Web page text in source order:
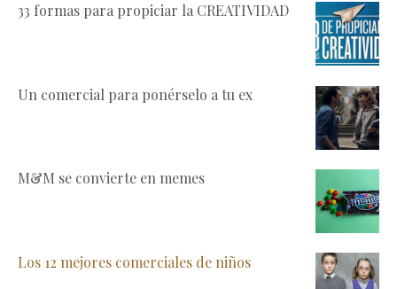
33 formas para propiciar la CREATIVIDAD
Un comercial para ponérselo a tu ex
M&M se convierte en memes
Los 12 mejores comerciales de niños